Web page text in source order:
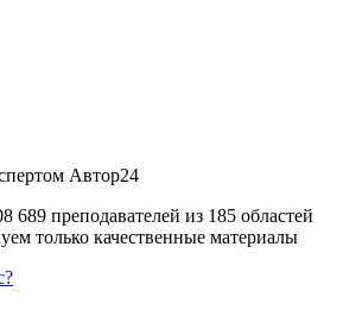
Автор24
689 преподавателей из 185 областей
только качественные материалы